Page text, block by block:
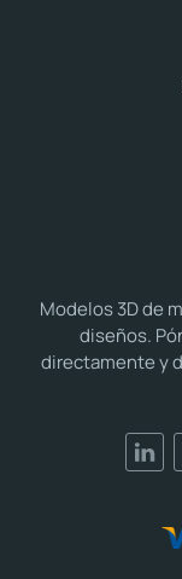
Modelos 3D de
diseños.
directamente y